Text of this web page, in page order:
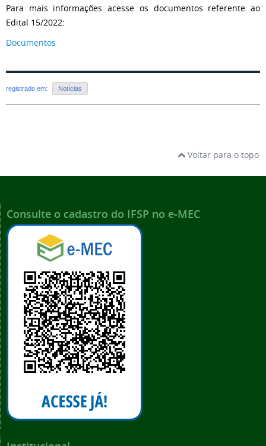
Para mais informações acesse os documentos referente ao
Edital 15/2022:
Documentos
registrado em: Notícias
Voltar para o topo
Consulte o cadastro do IFSP no e-MEC